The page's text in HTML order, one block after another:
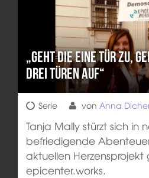
„Geht die eine Tür zu,
drei Türen auf“
Serie von Anna
Tanja Mally stürzt sich in
befriedigende
aktuellen
epicenter.works.